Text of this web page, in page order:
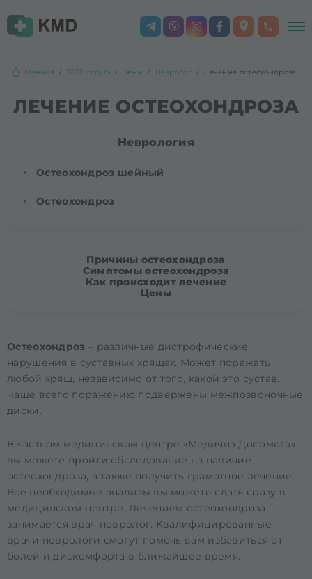
Главная 👨‍⚕️👩‍⚕️ Услуги и Цены Невролог Лечение остеохондроза
ЛЕЧЕНИЕ ОСТЕОХОНДРОЗА
Неврология
Остеохондроз шейный
Остеохондроз
Причины остеохондроза
Симптомы остеохондроза
Как происходит лечение
Цены
Остеохондроз – различные дистрофические
нарушения в суставных хрящах. Может поражать
любой хрящ, независимо от того, какой это сустав.
Чаще всего поражению подвержены межпозвоночные
диски.
В частном медицинском центре «Медична Допомога»
вы можете пройти обследование на наличие
остеохондроза, а также получить грамотное лечение.
Все необходимые анализы вы можете сдать сразу в
медицинском центре. Лечением остеохондроза
занимается врач невролог. Квалифицированные
врачи неврологи смогут помочь вам избавиться от
болей и дискомфорта в ближайшее время.